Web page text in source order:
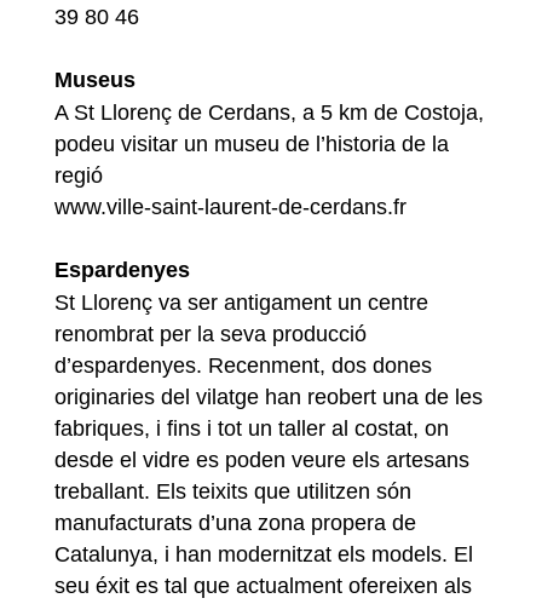
39 80 46
Museus
A St Llorenç de Cerdans, a 5 km de Costoja,
podeu visitar un museu de l’historia de la
regió
www.ville-saint-laurent-de-cerdans.fr
Espardenyes
St Llorenç va ser antigament un centre
renombrat per la seva producció
d’espardenyes. Recenment, dos dones
originaries del vilatge han reobert una de les
fabriques, i fins i tot un taller al costat, on
desde el vidre es poden veure els artesans
treballant. Els teixits que utilitzen són
manufacturats d’una zona propera de
Catalunya, i han modernitzat els models. El
seu éxit es tal que actualment ofereixen als